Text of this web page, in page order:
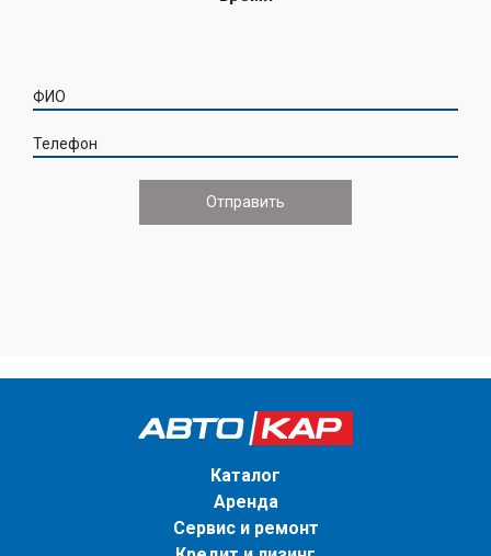
ФИО
Телефон
Каталог
Аренда
Сервис и ремонт